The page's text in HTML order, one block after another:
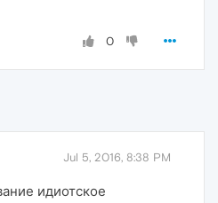
0
Jul 5, 2016, 8:38 PM
идиотское